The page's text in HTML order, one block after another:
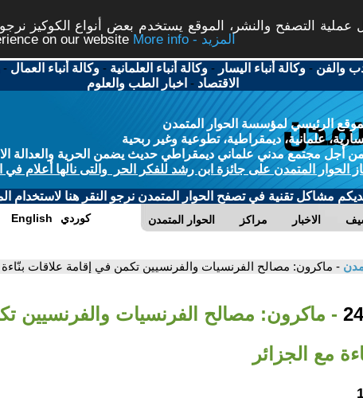
التصفح والنشر، الموقع يستخدم بعض أنواع الكوكيز
on our website
More info - المزيد
والفن -وكالة أنباء اليسار -وكالة أنباء العلمانية -وكالة أنباء العمال -
الاقتصاد - اخبار الطب والعلوم
الرئيسي لمؤسسة الحوار المتمدن
علمانية، ديمقراطية، تطوعية وغير ربحية
أجل مجتمع مدني علماني ديمقراطي حديث يضمن الحرية والعدالة
الحوار المتمدن على جائزة ابن رشد للفكر الحر والتى نالها أعلام في
لديكم مشاكل تقنية في تصفح الحوار المتمدن نرجو النقر هنا لاستخدام
الحوار المتمدن مراكز الاخبار English كوردي
- ماكرون: مصالح الفرنسيات والفرنسيين تكمن في إقامة علاقات بنّاءة
- ماكرون: مصالح الفرنسيات والفرنسيين
مع الجزائر